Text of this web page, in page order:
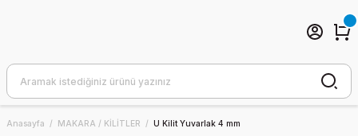
Anasayfa MAKARA / KİLİTLER U Kilit Yuvarlak 4 mm